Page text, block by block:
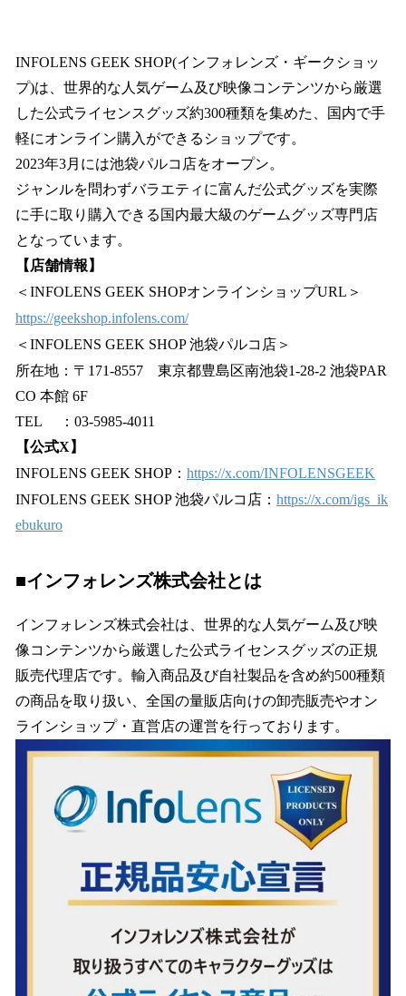
INFOLENS GEEK SHOP(インフォレンズ・ギークショッ
プ)は、世界的な人気ゲーム及び映像コンテンツから厳選
した公式ライセンスグッズ約300種類を集めた、国内で手
軽にオンライン購入ができるショップです。
2023年3月には池袋パルコ店をオープン。
ジャンルを問わずバラエティに富んだ公式グッズを実際
に手に取り購入できる国内最大級のゲームグッズ専門店
となっています。
【店舗情報】
＜INFOLENS GEEK SHOPオンラインショップURL＞
https://geekshop.infolens.com/
＜INFOLENS GEEK SHOP 池袋パルコ店＞
所在地：〒171-8557 東京都豊島区南池袋1-28-2 池袋PAR
CO 本館 6F
TEL ：03-5985-4011
【公式X】
INFOLENS GEEK SHOP： https://x.com/INFOLENSGEEK
INFOLENS GEEK SHOP 池袋パルコ店： https://x.com/igs_ik
ebukuro
■インフォレンズ株式会社とは
インフォレンズ株式会社は、世界的な人気ゲーム及び映
像コンテンツから厳選した公式ライセンスグッズの正規
販売代理店です。輸入商品及び自社製品を含め約500種類
の商品を取り扱い、全国の量販店向けの卸売販売やオン
ラインショップ・直営店の運営を行っております。